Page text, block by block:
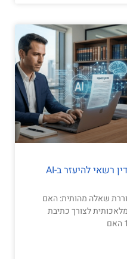
מוסר ואלגוריתם: האם עורך דין רשאי להיעזר ב-AI
שאלה מהותית: האם
לצורך כתיבת